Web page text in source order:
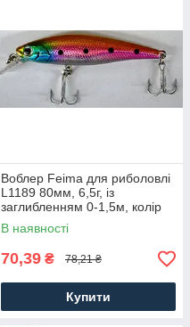
Воблер Feima для риболовлі
L1189 80мм, 6,5г, із
заглибленням 0-1,5м, колір
04
В наявності
70,39 ₴ 78,21 ₴
Купити